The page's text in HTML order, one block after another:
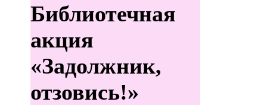
Библиотечная
акция
«Задолжник,
отзовись!»